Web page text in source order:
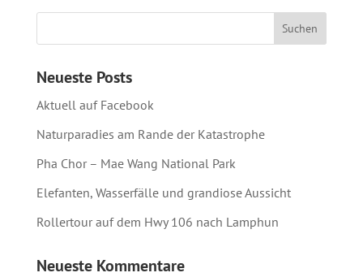
Neueste Posts
Aktuell auf Facebook
Naturparadies am Rande der Katastrophe
Pha Chor – Mae Wang National Park
Elefanten, Wasserfälle und grandiose Aussicht
Rollertour auf dem Hwy 106 nach Lamphun
Neueste Kommentare